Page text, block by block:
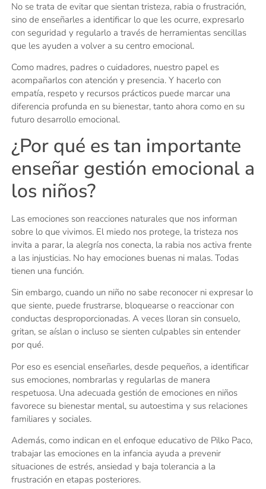
No se trata de evitar que sientan tristeza, rabia o frustración,
sino de enseñarles a identificar lo que les ocurre, expresarlo
con seguridad y regularlo a través de herramientas sencillas
que les ayuden a volver a su centro emocional.
Como madres, padres o cuidadores, nuestro papel es
acompañarlos con atención y presencia. Y hacerlo con
empatía, respeto y recursos prácticos puede marcar una
diferencia profunda en su bienestar, tanto ahora como en su
futuro desarrollo emocional.
¿Por qué es tan importante
enseñar gestión emocional a
los niños?
Las emociones son reacciones naturales que nos informan
sobre lo que vivimos. El miedo nos protege, la tristeza nos
invita a parar, la alegría nos conecta, la rabia nos activa frente
a las injusticias. No hay emociones buenas ni malas. Todas
tienen una función.
Sin embargo, cuando un niño no sabe reconocer ni expresar lo
que siente, puede frustrarse, bloquearse o reaccionar con
conductas desproporcionadas. A veces lloran sin consuelo,
gritan, se aíslan o incluso se sienten culpables sin entender
por qué.
Por eso es esencial enseñarles, desde pequeños, a identificar
sus emociones, nombrarlas y regularlas de manera
respetuosa. Una adecuada gestión de emociones en niños
favorece su bienestar mental, su autoestima y sus relaciones
familiares y sociales.
Además, como indican en el enfoque educativo de Pilko Paco,
trabajar las emociones en la infancia ayuda a prevenir
situaciones de estrés, ansiedad y baja tolerancia a la
frustración en etapas posteriores.